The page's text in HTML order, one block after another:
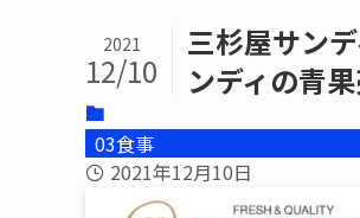
三杉屋サン
ンディの青
2021
12/10
03食事
2021年12月10日